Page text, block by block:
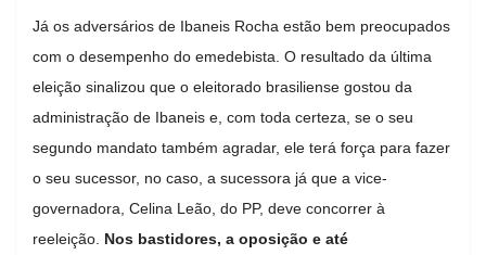
Já os adversários de Ibaneis Rocha estão bem preocupados
com o desempenho do emedebista. O resultado da última
eleição sinalizou que o eleitorado brasiliense gostou da
administração de Ibaneis e, com toda certeza, se o seu
segundo mandato também agradar, ele terá força para fazer
o seu sucessor, no caso, a sucessora já que a vice-
governadora, Celina Leão, do PP, deve concorrer à
reeleição. Nos bastidores, a oposição e até